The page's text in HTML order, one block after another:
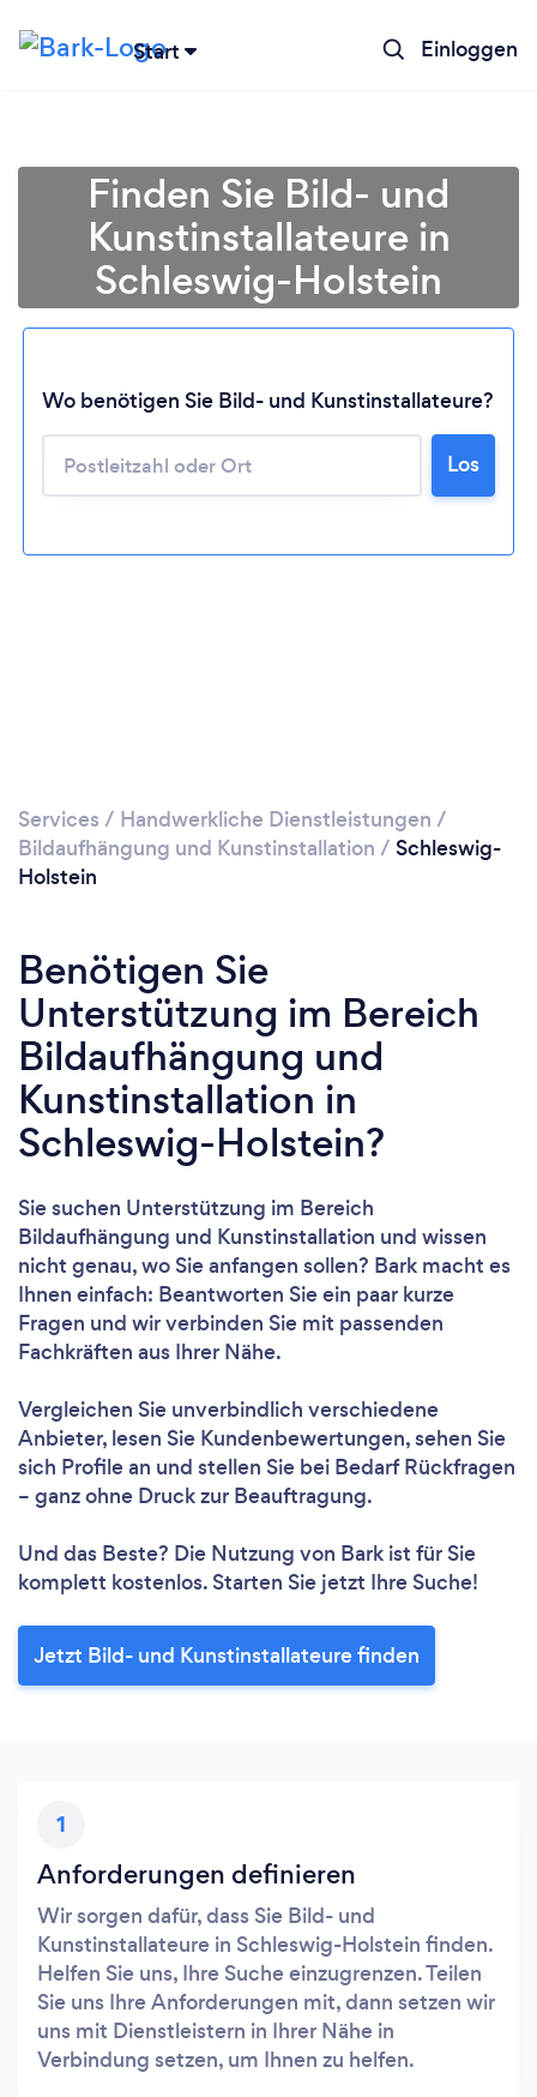
Start Einloggen
Lädt ...
Bitte warten ...
Finden Sie Bild- und
Kunstinstallateure in
Schleswig-Holstein
Wo benötigen Sie Bild- und Kunstinstallateure?
Los
Services / Handwerkliche Dienstleistungen /
Bildaufhängung und Kunstinstallation / Schleswig-
Holstein
Benötigen Sie
Unterstützung im Bereich
Bildaufhängung und
Kunstinstallation in
Schleswig-Holstein?
Sie suchen Unterstützung im Bereich
Bildaufhängung und Kunstinstallation und wissen
nicht genau, wo Sie anfangen sollen? Bark macht es
Ihnen einfach: Beantworten Sie ein paar kurze
Fragen und wir verbinden Sie mit passenden
Fachkräften aus Ihrer Nähe.
Vergleichen Sie unverbindlich verschiedene
Anbieter, lesen Sie Kundenbewertungen, sehen Sie
sich Profile an und stellen Sie bei Bedarf Rückfragen
– ganz ohne Druck zur Beauftragung.
Und das Beste? Die Nutzung von Bark ist für Sie
komplett kostenlos. Starten Sie jetzt Ihre Suche!
Jetzt Bild- und Kunstinstallateure finden
1
Anforderungen definieren
Wir sorgen dafür, dass Sie Bild- und
Kunstinstallateure in Schleswig-Holstein finden.
Helfen Sie uns, Ihre Suche einzugrenzen. Teilen
Sie uns Ihre Anforderungen mit, dann setzen wir
uns mit Dienstleistern in Ihrer Nähe in
Verbindung setzen, um Ihnen zu helfen.